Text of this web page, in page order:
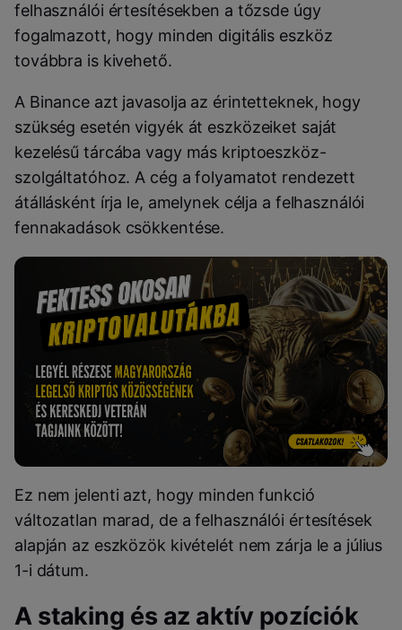
felhasználói értesítésekben a tőzsde úgy
fogalmazott, hogy minden digitális eszköz
továbbra is kivehető.
A Binance azt javasolja az érintetteknek, hogy
szükség esetén vigyék át eszközeiket saját
kezelésű tárcába vagy más kriptoeszköz-
szolgáltatóhoz. A cég a folyamatot rendezett
átállásként írja le, amelynek célja a felhasználói
fennakadások csökkentése.
Ez nem jelenti azt, hogy minden funkció
változatlan marad, de a felhasználói értesítések
alapján az eszközök kivételét nem zárja le a július
1-i dátum.
A staking és az aktív pozíciók